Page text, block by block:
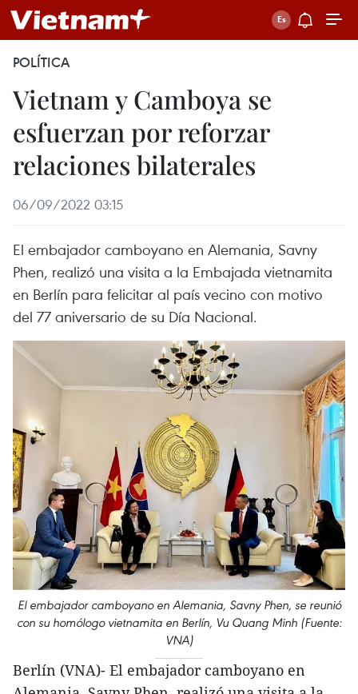
POLÍTICA
Vietnam y Camboya se
esfuerzan por reforzar
relaciones bilaterales
06/09/2022 03:15
El embajador camboyano en Alemania, Savny
Phen, realizó una visita a la Embajada vietnamita
en Berlín para felicitar al país vecino con motivo
del 77 aniversario de su Día Nacional.
El embajador camboyano en Alemania, Savny Phen, se reunió
con su homólogo vietnamita en Berlín, Vu Quang Minh (Fuente:
VNA)
Berlín (VNA)- El embajador camboyano en